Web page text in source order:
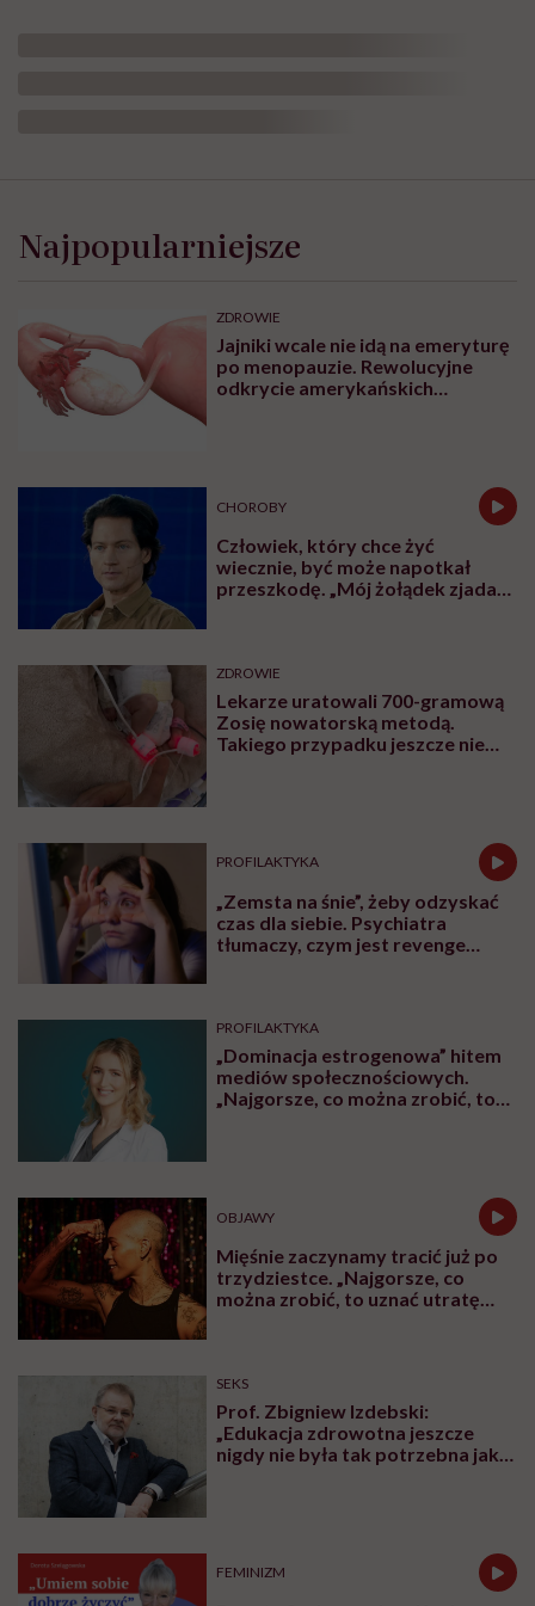
W naszej Krótkiej Instrukcji. O Atakach
poziomów referencyjnych istnieje kilka
różnych rodzajów ośrodków i placówek, do
których dziecko lub nastolatek może zgłosić
się w przypadku trudności emocjonalnych,
lękowych czy kryzysu psychicznego. W tym
Udostępnij
Przeczytasz w 4 min
SPIS TREŚCI
II poziom referencyjny
III poziom referencyjny
dzieci i młodzieży są realizowane na trzech
poziomach.
I poziom referencyjny
Ośrodki Środowiskowej Opieki Psychologicznej i
Psychoterapeutycznej dla Dzieci i Młodzieży
W przypadku występowania niepokojących objawów
związanych z problemami psychicznymi możesz
skorzystać ze świadczeń w zakresie zespołu lub